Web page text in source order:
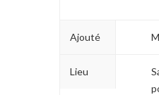
Ajouté
Lieu